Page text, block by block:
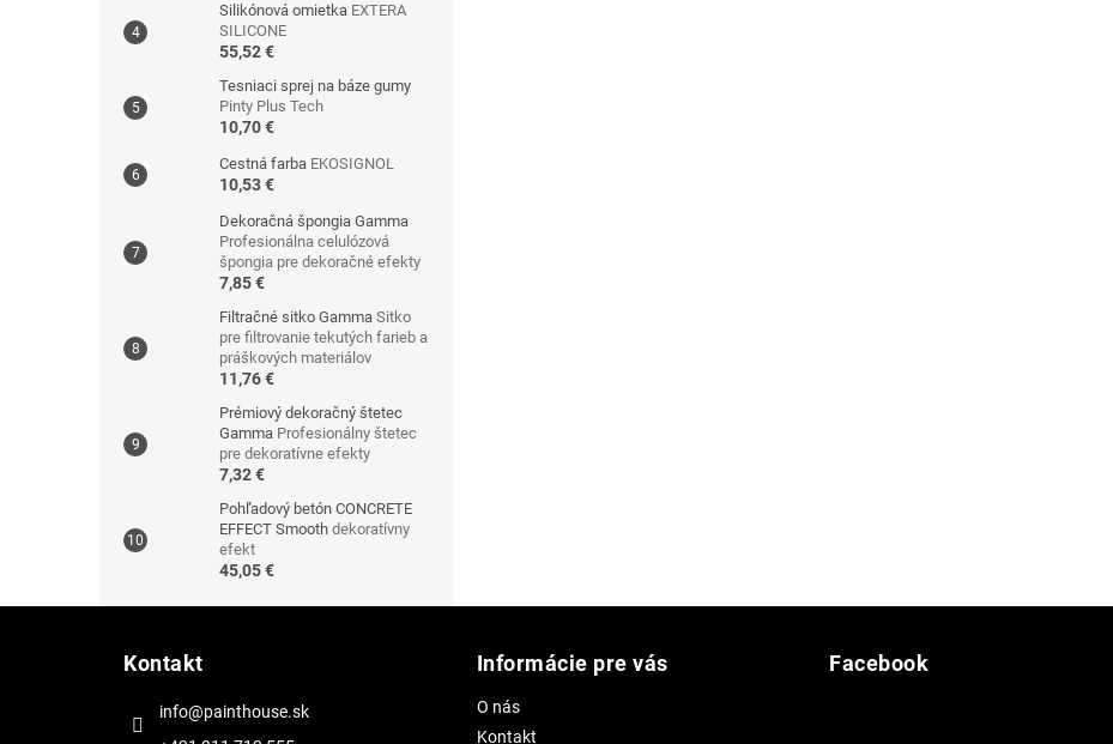
Silikónová omietka EXTERA
SILICONE
55,52 €
Tesniaci sprej na báze gumy
Pinty Plus Tech
10,70 €
Cestná farba EKOSIGNOL
10,53 €
Dekoračná špongia Gamma
Profesionálna celulózová
špongia pre dekoračné efekty
7,85 €
Filtračné sitko Gamma Sitko
pre filtrovanie tekutých farieb a
práškových materiálov
11,76 €
Prémiový dekoračný štetec
Gamma Profesionálny štetec
pre dekoratívne efekty
7,32 €
Pohľadový betón CONCRETE
EFFECT Smooth dekoratívny
efekt
45,05 €
Kontakt
info@painthouse.sk
Informácie pre vás
O nás
Kontakt
Facebook